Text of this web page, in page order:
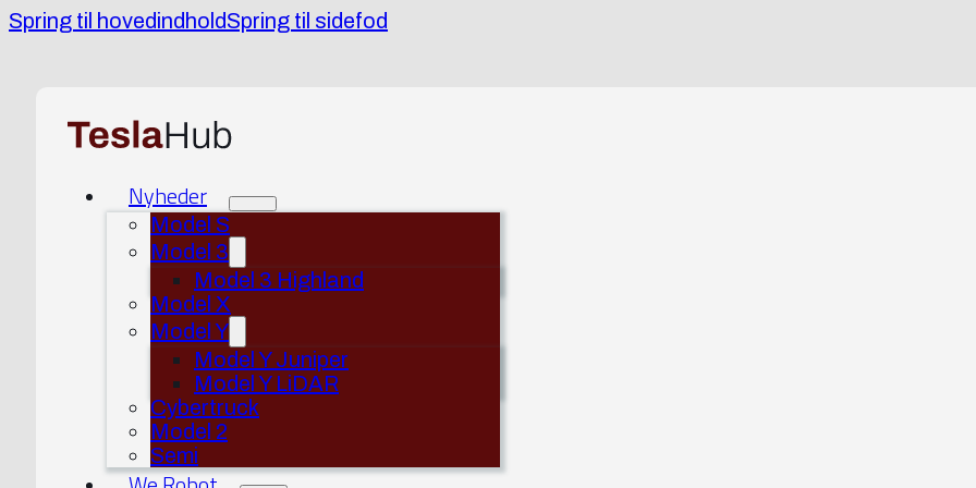
Spring til hovedindholdSpring til sidefod
Nyheder
Model S
Model 3
Model 3 Highland
Model X
Model Y
Model Y Juniper
Model Y LiDAR
Cybertruck
Model 2
Semi